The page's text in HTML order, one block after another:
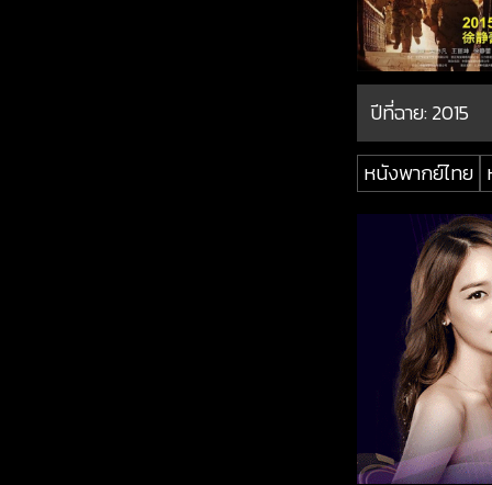
ปีที่ฉาย:2015
หนังพากย์ไทย